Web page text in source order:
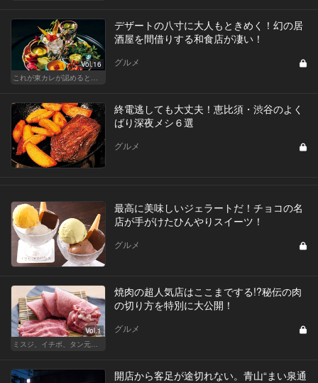
Vol.16
これが東カレが認めるとっておきの和食店
デザートの八寸に大人もときめく！幻の居
酒屋を間借りする和食店が凄い！
グルメ
終電逃しても大丈夫！恵比須・渋谷のよく
ばり深夜メシ６選
グルメ
最高に美味しいジェラートだ！チョコの名
店が手がけたひんやりスイーツ！
グルメ
Vol.1
ミスジ、イチボ、タン元…焼肉は好きな部位で店を選ぶべし！
焼肉の超人気店はここまでする!?秘伝の肉
の切り方を特別に大公開！
グルメ
開店から客足が途切れない。青山“まい泉通